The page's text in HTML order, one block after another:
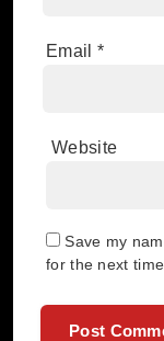
Email *
Website
Save my
for the next